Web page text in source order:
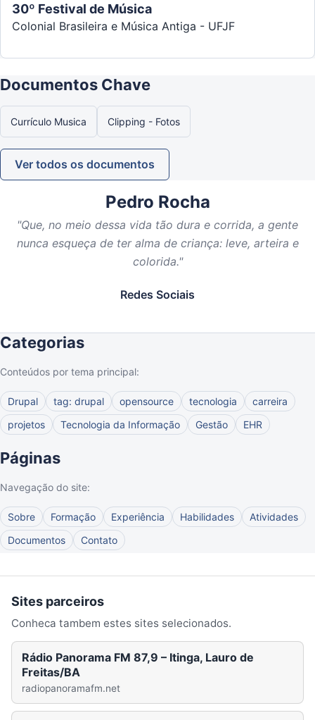
30º Festival de Música
Colonial Brasileira e Música Antiga - UFJF
Documentos Chave
Currículo Musica Clipping - Fotos
Ver todos os documentos
Pedro Rocha
"Que, no meio dessa vida tão dura e corrida, a gente
nunca esqueça de ter alma de criança: leve, arteira e
colorida."
Redes Sociais
Categorias
Conteúdos por tema principal:
Drupal tag: drupal opensource tecnologia
carreira
projetos
Tecnologia da Informação Gestão EHR
Páginas
Navegação do site:
Sobre Formação Experiência Habilidades
Atividades
Documentos
Contato
Sites parceiros
Conheca tambem estes sites selecionados.
Rádio Panorama FM 87,9 – Itinga, Lauro de
Freitas/BA
radiopanoramafm.net